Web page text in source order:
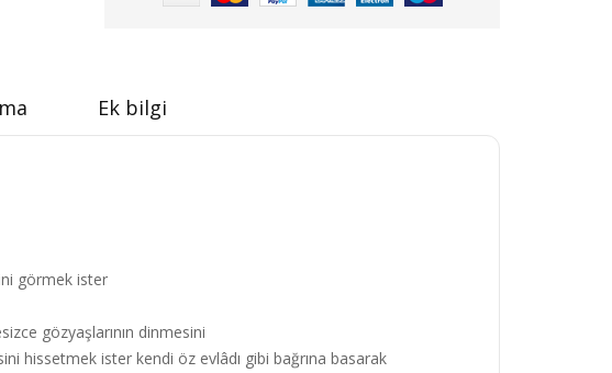
Ek bilgi
görmek ister
gözyaşlarının dinmesini
hissetmek ister kendi öz evlâdı gibi bağrına basarak